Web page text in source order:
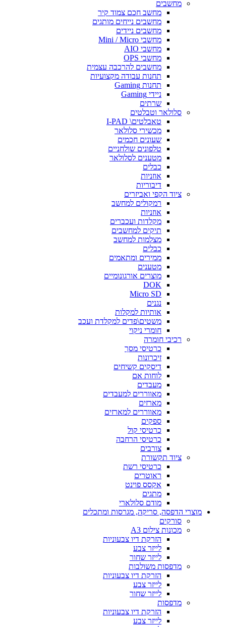
מחשבים
מחשב חכם צמוד קיר
מחשבים נייחים מותגים
מחשבים ניידים
מחשבי Mini / Micro
מחשבי AIO
מחשבי OPS
מחשבים להרכבה עצמית
תחנות עבודה מקצועיות
תחנות Gaming
ניידי Gaming
שרתים
סלולאר וטבלטים
טאבלטים\ I-PAD
מכשירי סלולאר
שעונים חכמים
טלפונים שולחניים
מטענים לסלולאר
כבלים
אוזניות
דיבוריות
ציוד הקפי ואביזרים
רמקולים למחשב
אוזניות
מקלדות ועכברים
תיקים למחשבים
מצלמות למחשב
כבלים
ממירים ומתאמים
מטענים
מוצרים אורגונומיים
DOK
Micro SD
נגנים
אותיות למקלות
משטים\פדים למקלדת ועכב
חומרי ניקוי
רכיבי חומרה
כרטיסי מסך
זיכרונות
דיסקים קשיחים
לוחות אם
מעבדים
מאווררים למעבדים
מארזים
מאווררים למארזים
ספקים
כרטיסי קול
כרטיסי הרחבה
צורבים
ציוד תקשורת
כרטיסי רשת
ראוטרים
אקסס פוינט
מתגים
מודם סלולארי
מוצרי הדפסה, סריקה, מגרסות ומתכלים
סורקים
מכונות צילום A3
הזרקת דיו צבעוניות
לייזר צבע
לייזר שחור
מדפסות משולבות
הזרקת דיו צבעוניות
לייזר צבע
לייזר שחור
מדפסות
הזרקת דיו צבעוניות
לייזר צבע